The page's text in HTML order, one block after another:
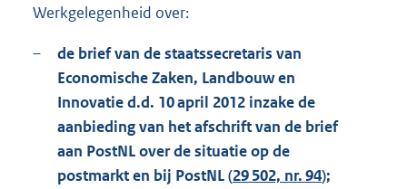
Werkgelegenheid over:
–
de brief van de staatssecretaris van
Economische Zaken, Landbouw en
Innovatie d.d. 10 april 2012 inzake de
aanbieding van het afschrift van de brief
aan PostNL over de situatie op de
postmarkt en bij PostNL (29 502, nr. 94);